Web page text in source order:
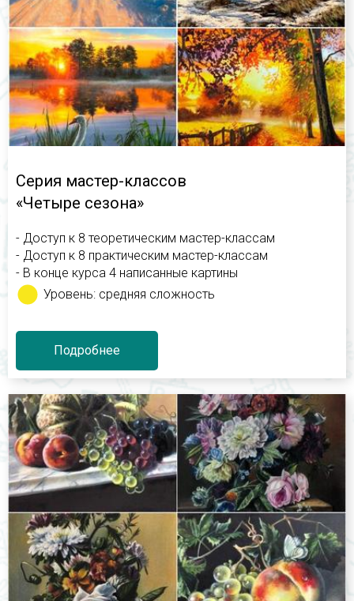
Серия мастер-классов
«Четыре сезона»
- Доступ к 8 теоретическим мастер-классам
- Доступ к 8 практическим мастер-классам
- В конце курса 4 написанные картины
Уровень: средняя сложность
Подробнее